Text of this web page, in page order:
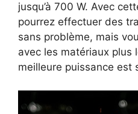
jusqu’à 700 W. Avec
pourrez effectuer des
sans problème, mais
avec les matériaux plus
meilleure puissance est